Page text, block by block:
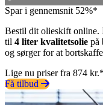
Spar i gennemsnit 52%*
Bestil dit olieskift online.
til 4 liter kvalitetsolie på
og sørger for at
Lige nu priser fra 874 kr.*
Få tilbud